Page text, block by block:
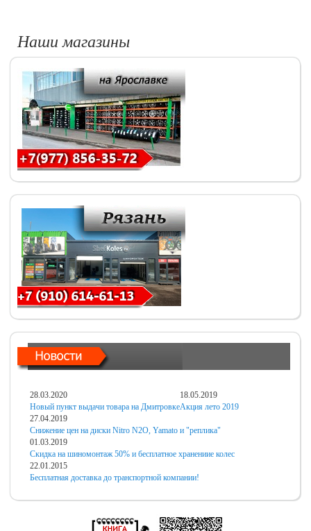
Наши магазины
28.03.2020
Новый пункт выдачи товара на Дмитровке
18.05.2019
Акция лето 2019
27.04.2019
Снижение цен на диски Nitro N2O, Yamato и "реплика"
01.03.2019
Скидка на шиномонтаж 50% и бесплатное хранениие колес
22.01.2015
Бесплатная доставка до транспортной компании!